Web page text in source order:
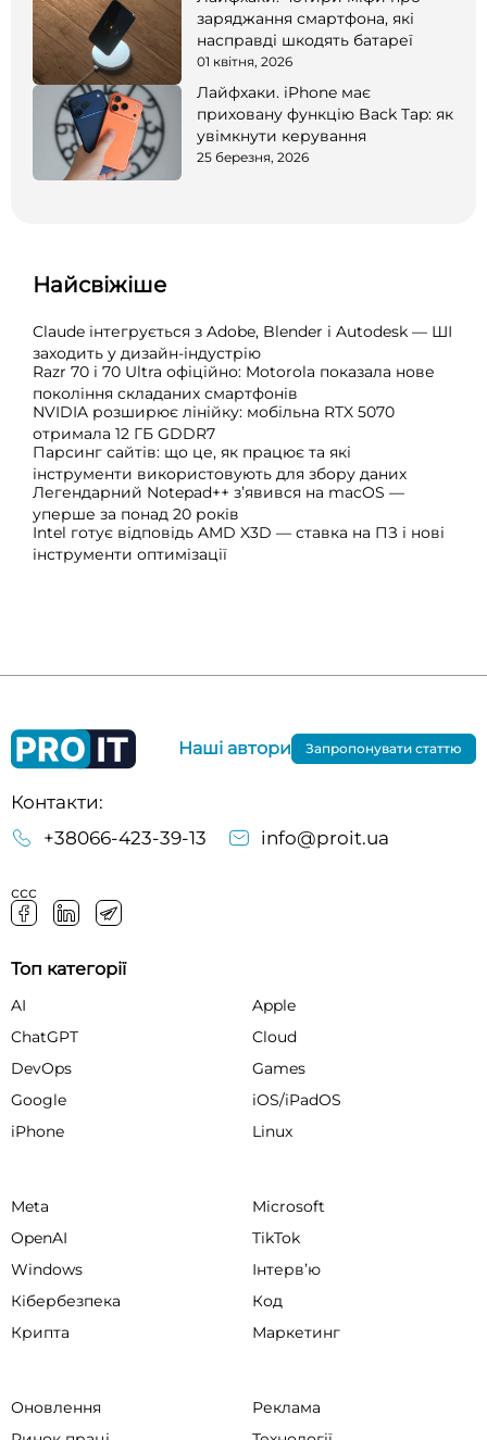
заряджання смартфона, які
насправді шкодять батареї
01 квітня, 2026
Лайфхаки. iPhone має
приховану функцію Back Tap: як
увімкнути керування
25 березня, 2026
Найсвіжіше
Claude інтегрується з Adobe, Blender і Autodesk — ШІ
заходить у дизайн-індустрію
Razr 70 і 70 Ultra офіційно: Motorola показала нове
покоління складаних смартфонів
NVIDIA розширює лінійку: мобільна RTX 5070
отримала 12 ГБ GDDR7
Парсинг сайтів: що це, як працює та які
інструменти використовують для збору даних
Легендарний Notepad++ з’явився на macOS —
уперше за понад 20 років
Intel готує відповідь AMD X3D — ставка на ПЗ і нові
інструменти оптимізації
Контакти:
+38066-423-39-13
info@proit.ua
ссс
Наші автори Запропонувати статтю
Топ категорії
AI
Apple
ChatGPT
Cloud
DevOps
Games
Google
iOS/iPadOS
iPhone
Linux
Meta
Microsoft
OpenAI
TikTok
Windows
Інтервʼю
Кібербезпека
Код
Крипта
Маркетинг
Оновлення
Реклама